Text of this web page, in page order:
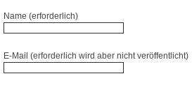
Name (erforderlich)
E-Mail (erforderlich wird aber nicht veröffentlicht)